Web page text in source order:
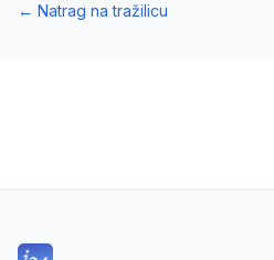
← Natrag na tražilicu